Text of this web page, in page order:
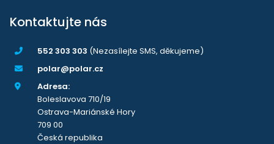
Kontaktujte nás
552 303 303 (Nezasílejte SMS, děkujeme)
polar@polar.cz
Adresa:
Boleslavova 710/19
Ostrava-Mariánské Hory
709 00
Česká republika